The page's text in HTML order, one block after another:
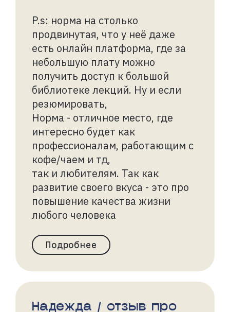
P.s: норма на столько
продвинутая, что у неё даже
есть онлайн платформа, где за
небольшую плату можно
получить доступ к большой
библиотеке лекций. Ну и если
резюмировать,
Норма - отличное место, где
интересно будет как
профессионалам, работающим с
кофе/чаем и тд,
так и любителям. Так как
развитие своего вкуса - это про
повышение качества жизни
любого человека
Подробнее
Надежда / отзыв про